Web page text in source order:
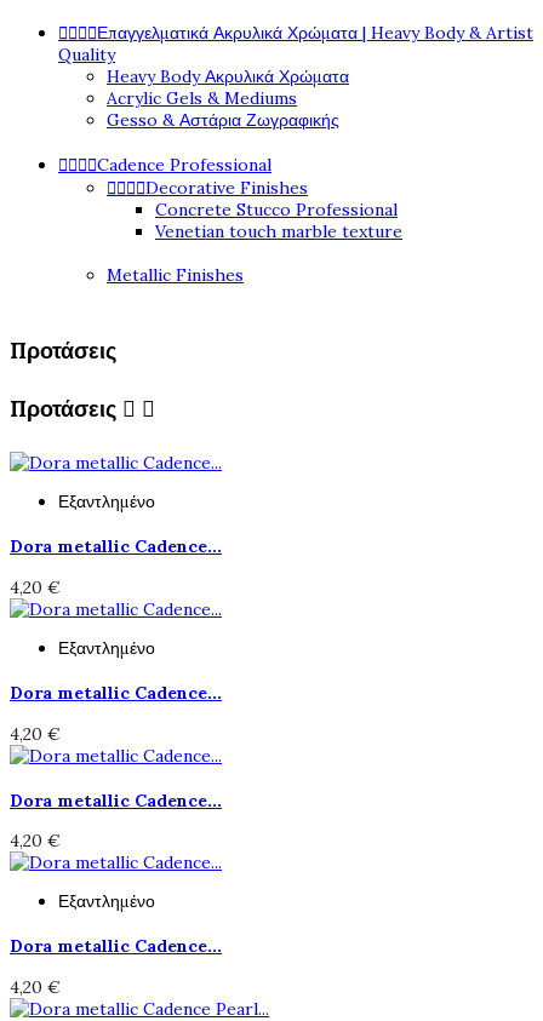
Επαγγελματικά Ακρυλικά Χρώματα | Heavy Body & Artist
Quality
Heavy Body Ακρυλικά Χρώματα
Acrylic Gels & Mediums
Gesso & Αστάρια Ζωγραφικής
Cadence Professional
Decorative Finishes
Concrete Stucco Professional
Venetian touch marble texture
Metallic Finishes
Προτάσεις
Προτάσεις  
Εξαντλημένο
Dora metallic Cadence...
4,20 €
Εξαντλημένο
Dora metallic Cadence...
4,20 €
Dora metallic Cadence...
4,20 €
Εξαντλημένο
Dora metallic Cadence...
4,20 €